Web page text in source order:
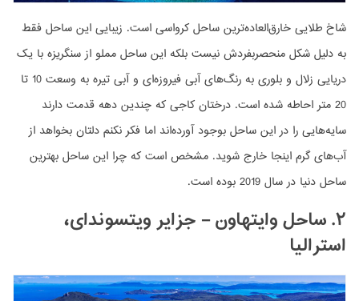
شاخ طلایی خارق‌العاده‌ترین ساحل کرواسی است. زیبایی این ساحل فقط
به دلیل شکل منحصربفردش نیست بلکه این ساحل مملو از سنگریزه با یک
دریایی زلال و بلوری به رنگ‌های آبی فیروزه‌ای و آبی تیره به وسعت 10 تا
20 متر احاطه شده است. درختان کاجی که چندین دهه قدمت دارند
سایه‌هایی را در این ساحل بوجود آورده‌اند اما فکر نکنم دلتان بخواهد از
آب‌های گرم اینجا خارج شوید. مشخص است که چرا این ساحل بهترین
ساحل دنیا در سال 2019 بوده است.
۲. ساحل وایتهاون – جزایر ویتسوندای،
استرالیا